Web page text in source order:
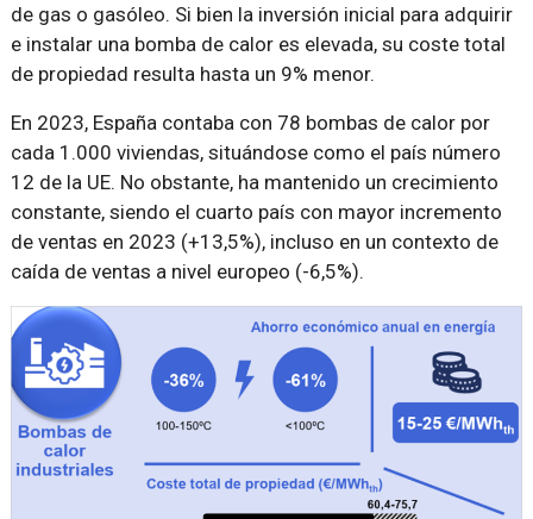
de gas o gasóleo. Si bien la inversión inicial para adquirir
e instalar una bomba de calor es elevada, su coste total
de propiedad resulta hasta un 9% menor.
En 2023, España contaba con 78 bombas de calor por
cada 1.000 viviendas, situándose como el país número
12 de la UE. No obstante, ha mantenido un crecimiento
constante, siendo el cuarto país con mayor incremento
de ventas en 2023 (+13,5%), incluso en un contexto de
caída de ventas a nivel europeo (-6,5%).